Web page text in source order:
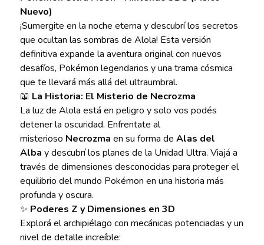
Nuevo)
¡Sumergite en la noche eterna y descubrí los secretos
que ocultan las sombras de Alola! Esta versión
definitiva expande la aventura original con nuevos
desafíos, Pokémon legendarios y una trama cósmica
que te llevará más allá del ultraumbral.
📖 La Historia: El Misterio de Necrozma
La luz de Alola está en peligro y solo vos podés
detener la oscuridad. Enfrentate al
misterioso Necrozma en su forma de Alas del
Alba y descubrí los planes de la Unidad Ultra. Viajá a
través de dimensiones desconocidas para proteger el
equilibrio del mundo Pokémon en una historia más
profunda y oscura.
✨ Poderes Z y Dimensiones en 3D
Explorá el archipiélago con mecánicas potenciadas y un
nivel de detalle increíble: